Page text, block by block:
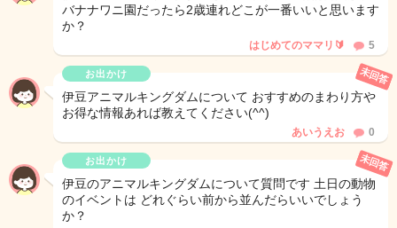
バナナワニ園だったら2歳連れどこが一番いいと思います
か？
はじめてのママリ🔰 5
お出かけ
伊豆アニマルキングダムについて おすすめのまわり方や
お得な情報あれば教えてください(^^)
未回答
あいうえお 0
お出かけ
伊豆のアニマルキングダムについて質問です 土日の動物
のイベントは どれぐらい前から並んだらいいでしょう
か？
未回答